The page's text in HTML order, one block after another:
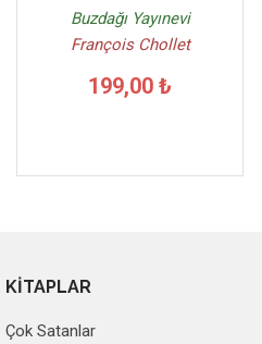
Buzdağı Yayınevi
François Chollet
199,00 ₺
KİTAPLAR
Çok Satanlar